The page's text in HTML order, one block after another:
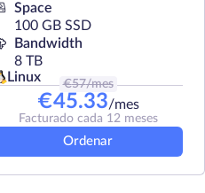
Space
100 GB SSD
Bandwidth
8 TB
Linux
€57/mes
€45.33/mes
Facturado cada 12 meses
Ordenar